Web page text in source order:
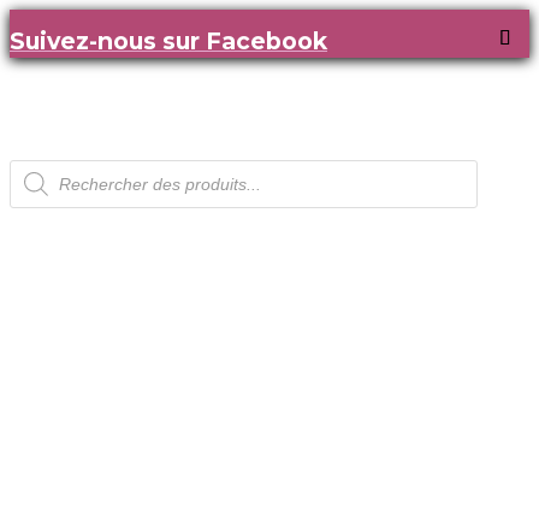
Suivez-nous sur Facebook
Recherche
de
produits